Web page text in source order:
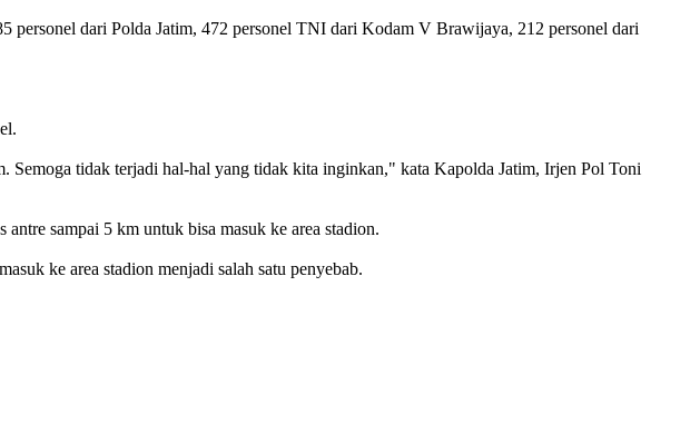
personel dari Polda Jatim, 472 personel TNI dari Kodam V Brawijaya, 212 personel dari
Semoga tidak terjadi hal-hal yang tidak kita inginkan," kata Kapolda Jatim, Irjen Pol Toni
sampai 5 km untuk bisa masuk ke area stadion.
ke area stadion menjadi salah satu penyebab.